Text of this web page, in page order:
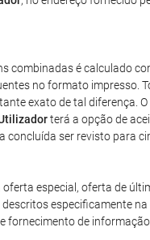
combinadas é calculado
no formato impresso.
exato de tal diferença. O
terá a opção de
concluída ser revisto para
oferta especial, oferta de
especificamente
fornecimento de